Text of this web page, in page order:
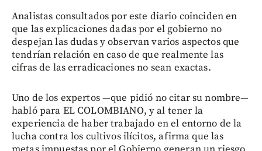
Analistas consultados por este diario coinciden en
que las explicaciones dadas por el gobierno no
despejan las dudas y observan varios aspectos que
tendrían relación en caso de que realmente las
cifras de las erradicaciones no sean exactas.
Uno de los expertos —que pidió no citar su nombre—
habló para EL COLOMBIANO, y al tener la
experiencia de haber trabajado en el entorno de la
lucha contra los cultivos ilícitos, afirma que las